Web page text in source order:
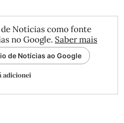
Notícias como fonte
no Google. Saber mais
de Notícias ao Google
adicionei